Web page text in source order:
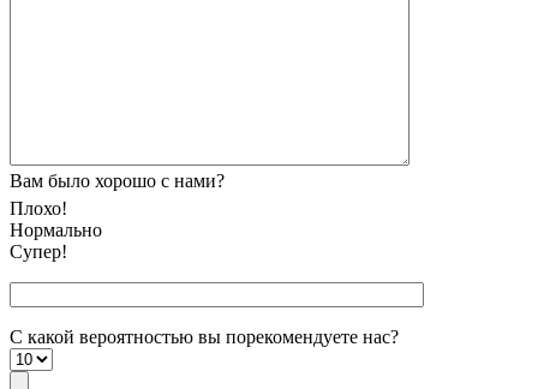
Вам было хорошо с нами?
Плохо!
Нормально
Супер!
С какой вероятностью вы порекомендуете наc?